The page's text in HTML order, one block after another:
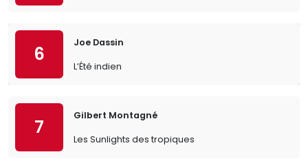
6
Joe Dassin
L’Été indien
7
Gilbert Montagné
Les Sunlights des tropiques